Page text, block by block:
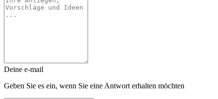
Deine e-mail
Geben Sie es ein, wenn Sie eine Antwort erhalten möchten